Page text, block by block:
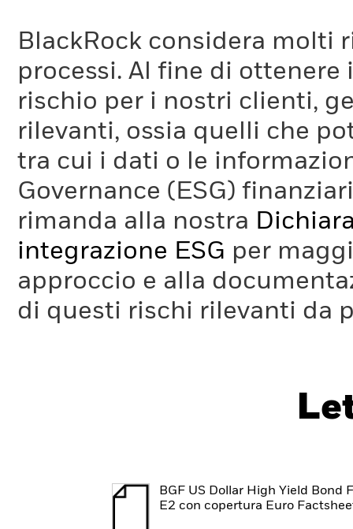
BlackRock considera molti
processi. Al fine di
rischio per i nostri clienti,
rilevanti, ossia quelli che
tra cui i dati o le
Governance (ESG)
rimanda alla nostra
integrazione ESG per
approccio e alla
di questi rischi rilevanti da
BGF US Dollar High Yield Bond
E2 con copertura Euro